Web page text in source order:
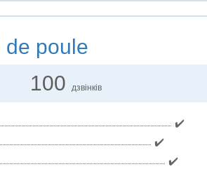
de poule
100 дзвінків
✔️
✔️
✔️